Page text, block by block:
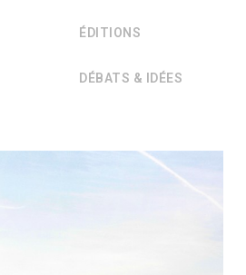
ÉDITIONS
DÉBATS & IDÉES